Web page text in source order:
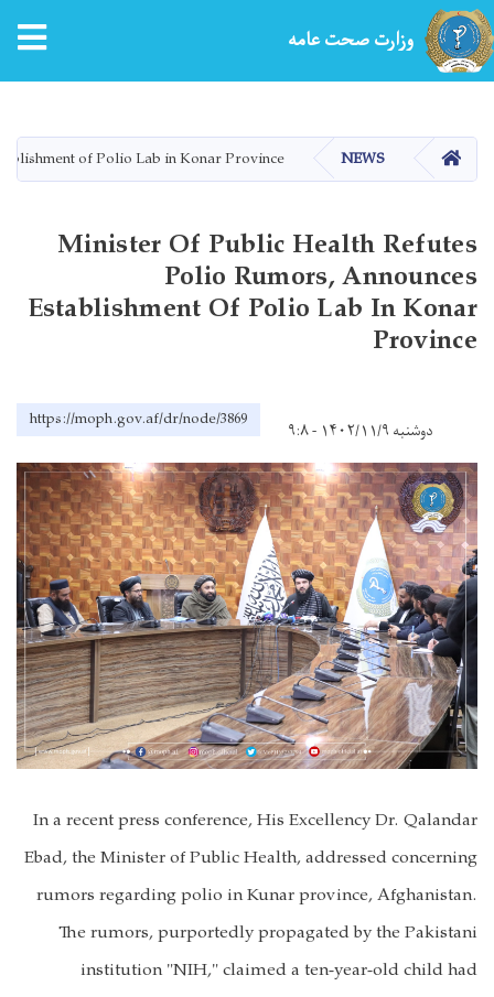
main
content
وزارت صحت عامه
HOME
NEWS
of Polio Lab in Konar Province
Minister Of Public Health Refutes
Polio Rumors, Announces
Establishment Of Polio Lab In Konar
Province
دوشنبه ۱۴۰۲/۱۱/۹ - ۹:۸ https://moph.gov.af/dr/node/3869
In a recent press conference, His Excellency Dr. Qalandar
Ebad, the Minister of Public Health, addressed concerning
rumors regarding polio in Kunar province, Afghanistan.
The rumors, purportedly propagated by the Pakistani
institution "NIH," claimed a ten-year-old child had